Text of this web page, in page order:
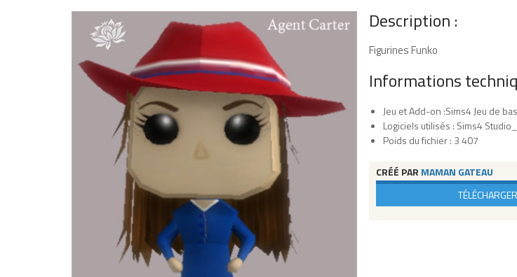
Description :
Figurines Funko
Informations
Jeu et Add-on :Sims4 Jeu de
Logiciels utilisés : Sims4
Poids du fichier : 3 407
CRÉÉ PAR MAMAN GATEAU